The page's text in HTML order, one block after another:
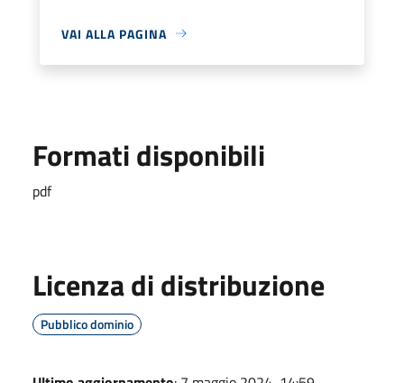
VAI ALLA PAGINA
Formati disponibili
pdf
Licenza di distribuzione
Pubblico dominio